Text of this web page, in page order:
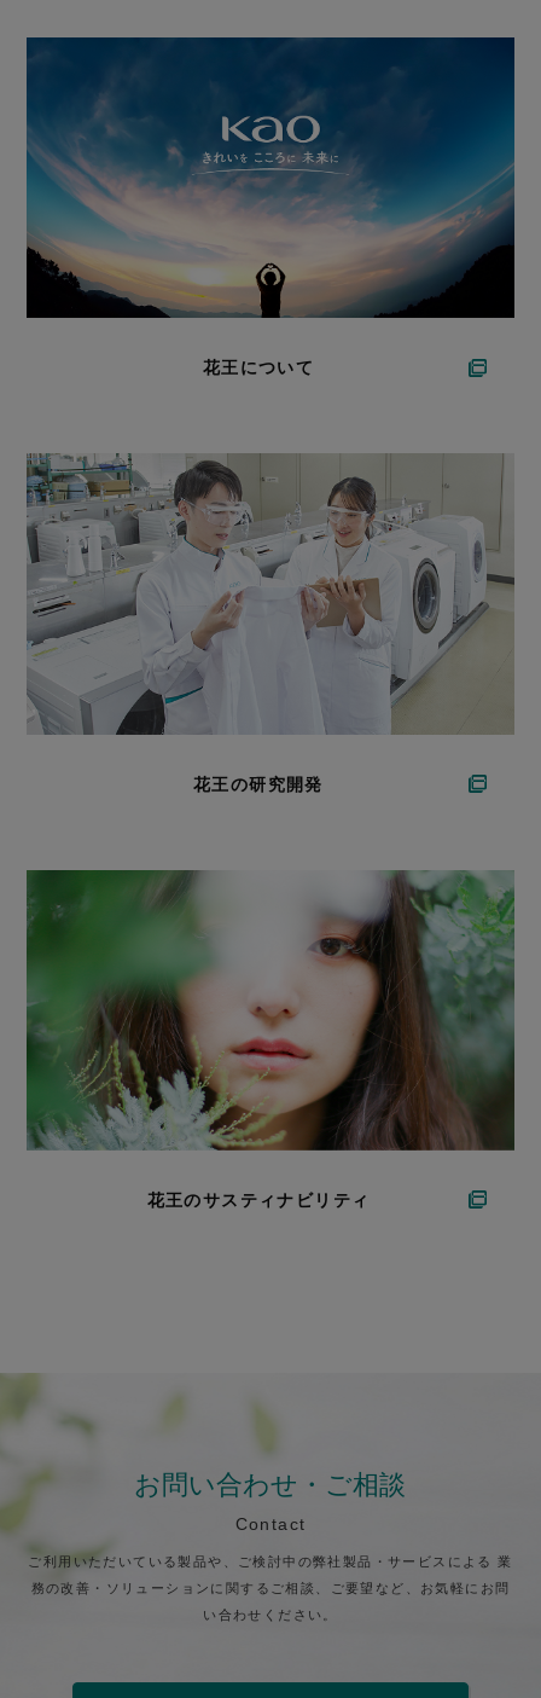
花王について
花王の研究開発
花王のサスティナビリティ
お問い合わせ・ご相談
Contact
ご利用いただいている製品や、ご検討中の弊社製品・サービスによる 業
務の改善・ソリューションに関するご相談、ご要望など、お気軽にお問
い合わせください。